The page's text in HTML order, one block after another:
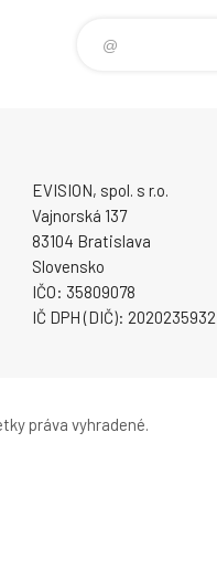
EVISION, spol. s r.o.
Vajnorská 137
83104 Bratislava
Slovensko
IČO: 35809078
IČ DPH (DIČ): 2020235932
práva vyhradené.